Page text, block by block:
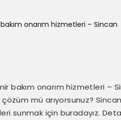
bakım onarım hizmetleri –
mü arıyorsunuz?
sunmak için buradayız.